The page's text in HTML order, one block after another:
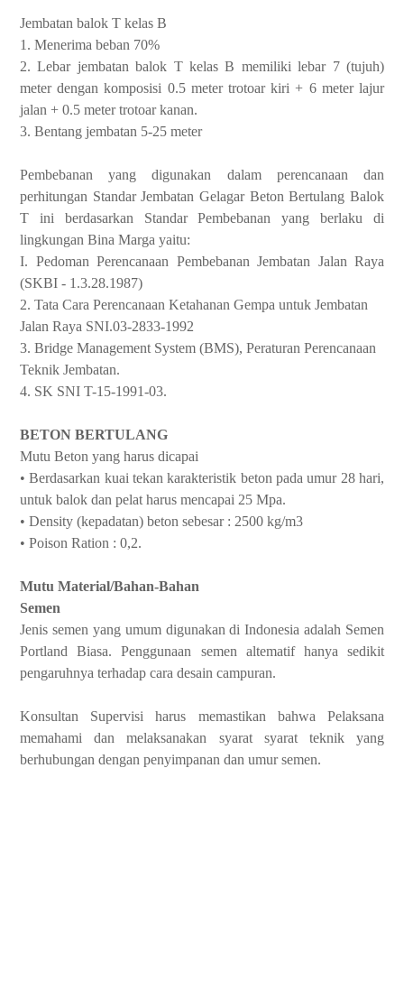
Jembatan balok T kelas B
1. Menerima beban 70%
2.Lebar jembatan balok T kelas B memiliki lebar 7 (tujuh)
meter dengan komposisi 0.5 meter trotoar kiri + 6 meter lajur
jalan + 0.5 meter trotoar kanan.
3. Bentang jembatan 5-25 meter
Pembebanan yang digunakan dalam perencanaan dan
perhitungan Standar Jembatan Gelagar Beton Bertulang Balok
T ini berdasarkan Standar Pembebanan yang berlaku di
lingkungan Bina Marga yaitu:
I. Pedoman Perencanaan Pembebanan Jembatan Jalan Raya
(SKBI - 1.3.28.1987)
2. Tata Cara Perencanaan Ketahanan Gempa untuk Jembatan
Jalan Raya SNI.03-2833-1992
3. Bridge Management System (BMS), Peraturan Perencanaan
Teknik Jembatan.
4. SK SNI T-15-1991-03.
BETON BERTULANG
Mutu Beton yang harus dicapai
• Berdasarkan kuai tekan karakteristik beton pada umur 28 hari,
untuk balok dan pelat harus mencapai 25 Mpa.
• Density (kepadatan) beton sebesar : 2500 kg/m3
• Poison Ration : 0,2.
Mutu Material/Bahan-Bahan
Semen
Jenis semen yang umum digunakan di Indonesia adalah Semen
Portland Biasa. Penggunaan semen altematif hanya sedikit
pengaruhnya terhadap cara desain campuran.
Konsultan Supervisi harus memastikan bahwa Pelaksana
memahami dan melaksanakan syarat ­syarat teknik yang
berhubungan dengan penyimpanan dan umur semen.